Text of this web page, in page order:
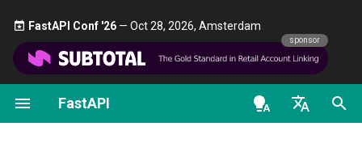
FastAPI Conf '26— Oct 28, 2026, Amsterdam 🎤
sponsor
FastAPI
Introdução aos tipos Python Primeiros Passos
Transmitir dados
Sobre as versões do
Geral - Como Fazer -
FastAPI class OpenAPI docs
Full Stack FastAPI Template -
Alternativas, Inspiração e